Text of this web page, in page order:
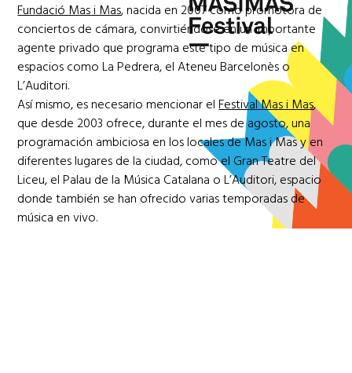
Fundació Mas i Mas, nacida en 2007 como promotora de
conciertos de cámara, convirtiéndose en un importante
agente privado que programa este tipo de música en
espacios como La Pedrera, el Ateneu Barcelonès o
L’Auditori.
Así mismo, es necesario mencionar elFestival Mas i Mas,
que desde 2003 ofrece, durante el mes de agosto, una
programación ambiciosa en los locales de Mas i Mas y en
diferentes lugares de la ciudad, como el Gran Teatre del
Liceu, el Palau de la Música Catalana o L’Auditori, espacio
donde también se han ofrecido varias temporadas de
música en vivo.